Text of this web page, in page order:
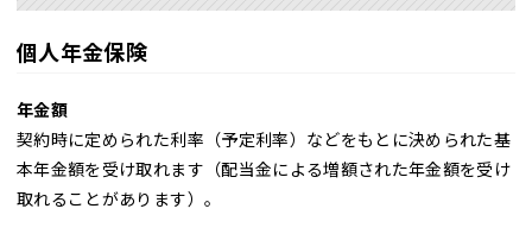
個人年金保険
年金額
契約時に定められた利率（予定利率）などをもとに決められた基
本年金額を受け取れます（配当金による増額された年金額を受け
取れることがあります）。